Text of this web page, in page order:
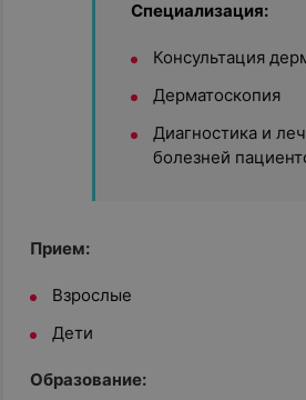
Специализация:
Консультация
Дерматоскопия
Диагностика и
болезней
Прием:
Взрослые
Дети
Образование: